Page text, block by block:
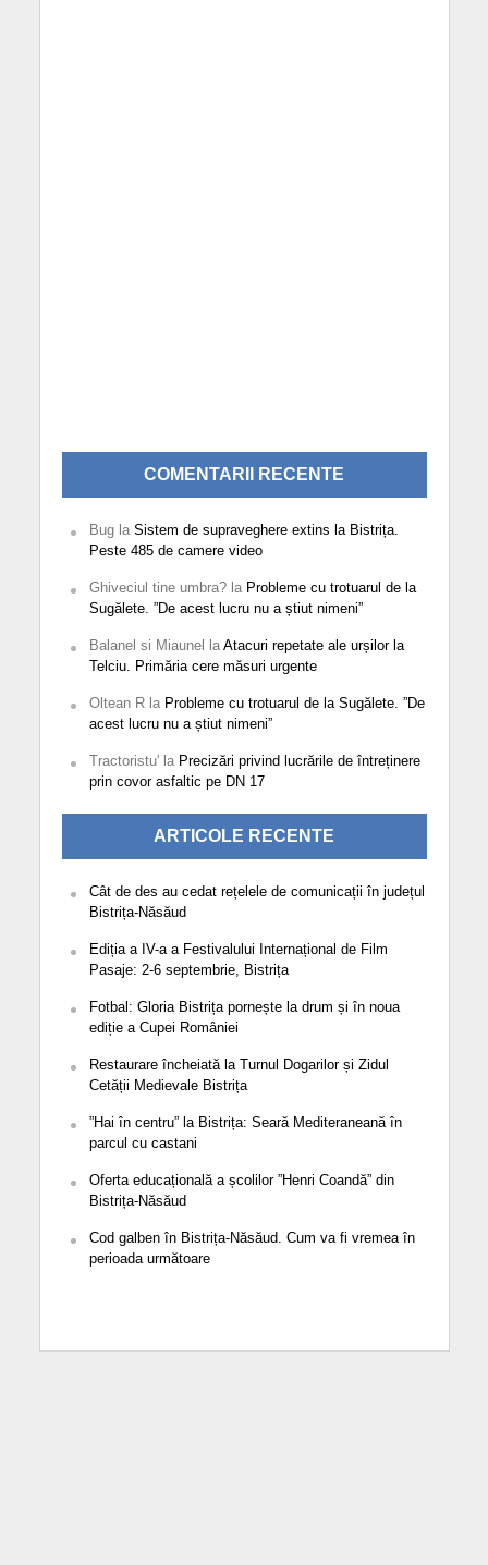
COMENTARII RECENTE
Bugla Sistem de supraveghere extins la Bistrița.
Peste 485 de camere video
Ghiveciul tine umbra?la Probleme cu trotuarul de la
Sugălete. ”De acest lucru nu a știut nimeni”
Balanel si Miaunel la Atacuri repetate ale urșilor la
Telciu. Primăria cere măsuri urgente
Oltean Rla Probleme cu trotuarul de la Sugălete. ”De
acest lucru nu a știut nimeni”
Tractoristu'la Precizări privind lucrările de întreținere
prin covor asfaltic pe DN 17
ARTICOLE RECENTE
Cât de des au cedat rețelele de comunicații în județul
Bistrița-Năsăud
Ediția a IV-a a Festivalului Internațional de Film
Pasaje: 2-6 septembrie, Bistrița
Fotbal: Gloria Bistrița pornește la drum și în noua
ediție a Cupei României
Restaurare încheiată la Turnul Dogarilor și Zidul
Cetății Medievale Bistrița
”Hai în centru” la Bistrița: Seară Mediteraneană în
parcul cu castani
Oferta educațională a școlilor ”Henri Coandă” din
Bistrița-Năsăud
Cod galben în Bistrița-Năsăud. Cum va fi vremea în
perioada următoare